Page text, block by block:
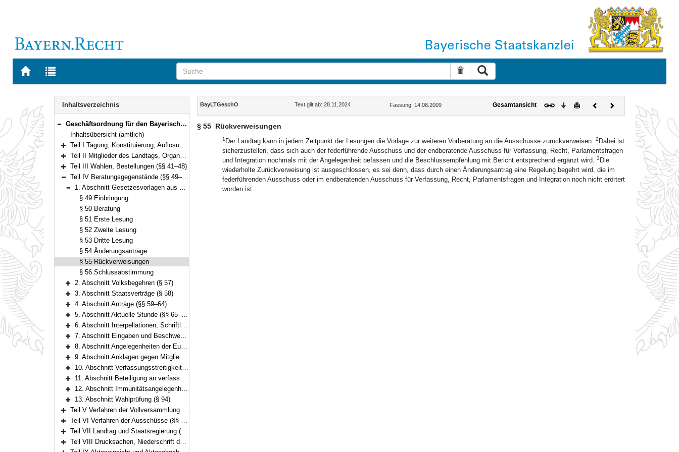
Zur
BAYERN.RECHT
Zur
letzten
Suche zurücksetzen
Navigation
Inhaltsverzeichnis
Bereich reduzieren
Geschäftsordnung für den Bayerischen Landtag (BayLTGeschO) in der Fassung der Bekanntmachung vom 14. August 2009 (GVBl. S. 420) BayRS 1100-3-I (§§ 1–195)
Inhaltsübersicht (amtlich)
Bereich erweitern
Teil I Tagung, Konstituierung, Auflösung und Abberufung (§§ 1–3)
Bereich erweitern
Teil II Mitglieder des Landtags, Organe und Gremien (§§ 4–40)
Bereich erweitern
Teil III Wahlen, Bestellungen (§§ 41–48)
Bereich reduzieren
Teil IV Beratungsgegenstände (§§ 49–94)
Bereich reduzieren
1. Abschnitt Gesetzesvorlagen aus der Mitte des Landtags und der Staatsregierung (§§ 49–56)
§ 49 Einbringung
§ 50 Beratung
§ 51 Erste Lesung
§ 52 Zweite Lesung
§ 53 Dritte Lesung
§ 54 Änderungsanträge
§ 55 Rückverweisungen
§ 56 Schlussabstimmung
Bereich erweitern
2. Abschnitt Volksbegehren (§ 57)
Bereich erweitern
3. Abschnitt Staatsverträge (§ 58)
Bereich erweitern
4. Abschnitt Anträge (§§ 59–64)
Bereich erweitern
5. Abschnitt Aktuelle Stunde (§§ 65–66)
Bereich erweitern
6. Abschnitt Interpellationen, Schriftliche Anfragen, Ministerin- oder Ministerbefragung, Anfragen zum Plenum sowie Unmittelbare Auskunftsverlangen (§§ 67–75)
Bereich erweitern
7. Abschnitt Eingaben und Beschwerden (§§ 76–83)
Bereich erweitern
8. Abschnitt Angelegenheiten der Europäischen Union (§§ 83a–83d)
Bereich erweitern
9. Abschnitt Anklagen gegen Mitglieder der Staatsregierung oder des Landtags (§§ 84–86)
Bereich erweitern
10. Abschnitt Verfassungsstreitigkeiten mit anderen Staatsorganen, abstrakte Normenkontrolle (Art. 93 Abs. 1 Nr. 2a GG) und Kompetenzfreigabeverfahren (Art. 93 Abs. 2 GG) (§§ 87–89)
Bereich erweitern
11. Abschnitt Beteiligung an verfassungsgerichtlichen Verfahren (§§ 90–91)
Bereich erweitern
12. Abschnitt Immunitätsangelegenheiten und Genehmigung zur Zeugenvernehnung (§§ 92–93a)
Bereich erweitern
13. Abschnitt Wahlprüfung (§ 94)
Bereich erweitern
Teil V Verfahren der Vollversammlung (§§ 95–135)
Bereich erweitern
Teil VI Verfahren der Ausschüsse (§§ 136–175)
Bereich erweitern
Teil VII Landtag und Staatsregierung (§§ 176–180)
Bereich erweitern
Teil VIII Drucksachen, Niederschrift der Verhandlungen und Ausfertigung der Beschlüsse (§§ 181–187)
Inhalt
BayLTGeschO Text gilt ab: 28.11.2024 Fassung: 14.08.2009 Gesamtansicht Download
DruckenVorherigesNächstes
Dokument
§ 55 Rückverweisungen
1 Der Landtag kann in jedem Zeitpunkt der Lesungen die Vorlage zur weiteren Vorberatung an die Ausschüsse zurückverweisen. 2 Dabei ist
sicherzustellen, dass sich auch der federführende Ausschuss und der endberatende Ausschuss für Verfassung, Recht, Parlamentsfragen
und Integration nochmals mit der Angelegenheit befassen und die Beschlussempfehlung mit Bericht entsprechend ergänzt wird. 3 Die
wiederholte Zurückverweisung ist ausgeschlossen, es sei denn, dass durch einen Änderungsantrag eine Regelung begehrt wird, die im
federführenden Ausschuss oder im endberatenden Ausschuss für Verfassung, Recht, Parlamentsfragen und Integration noch nicht erörtert
worden ist.